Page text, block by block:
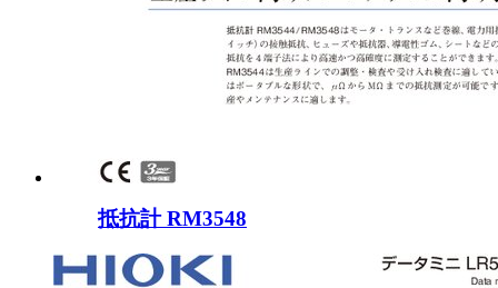
抵抗計 RM3548